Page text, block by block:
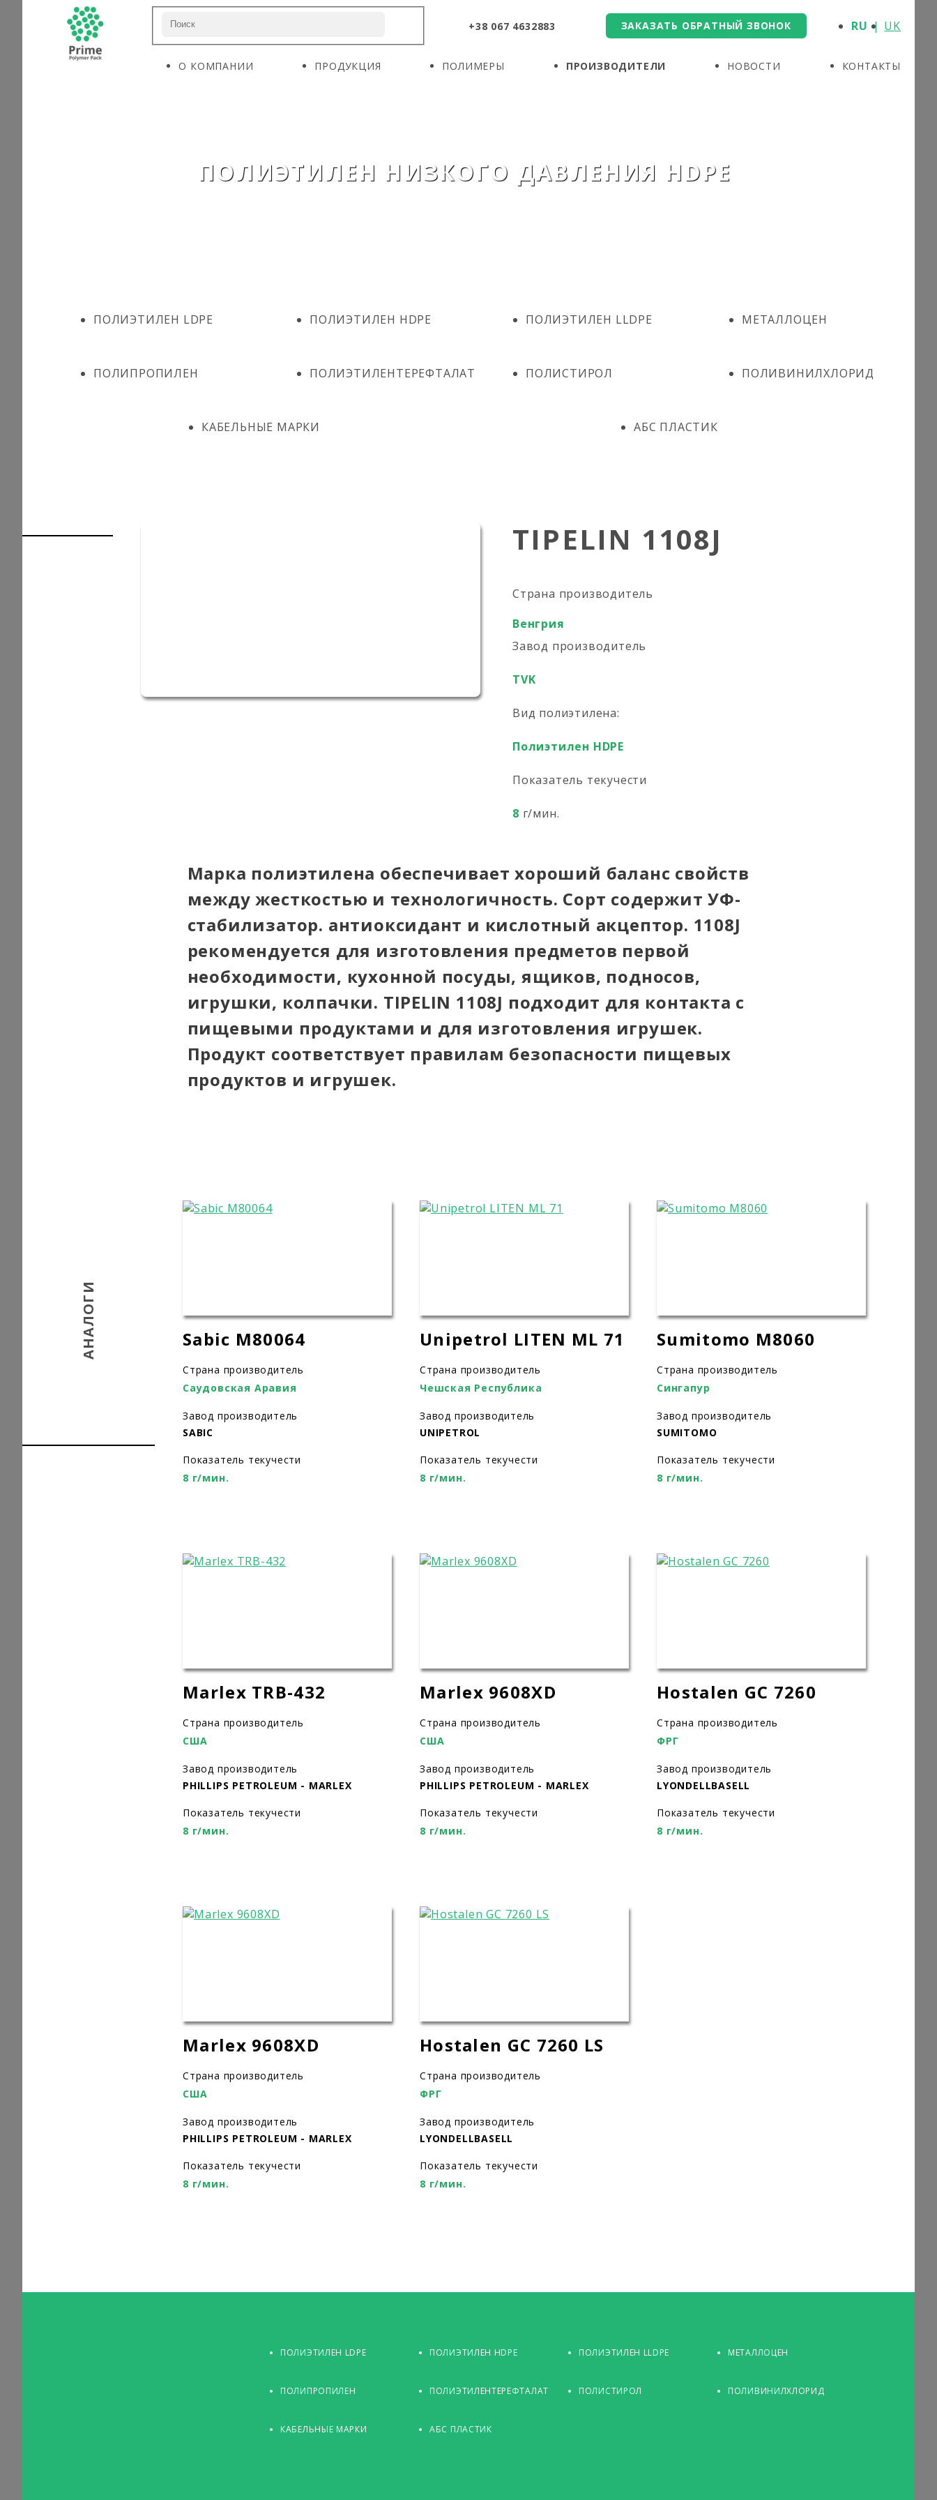
+38 067 4632883 ЗАКАЗАТЬ ОБРАТНЫЙ ЗВОНОК RU UK
О КОМПАНИИ ПРОДУКЦИЯ ПОЛИМЕРЫ ПРОИЗВОДИТЕЛИ НОВОСТИ КОНТАКТЫ
ПОЛИЭТИЛЕН НИЗКОГО ДАВЛЕНИЯ HDPE
ПОЛИЭТИЛЕН LDPE ПОЛИЭТИЛЕН HDPE ПОЛИЭТИЛЕН LLDPE МЕТАЛЛОЦЕН
ПОЛИПРОПИЛЕН ПОЛИЭТИЛЕНТЕРЕФТАЛАТ ПОЛИСТИРОЛ ПОЛИВИНИЛХЛОРИД
КАБЕЛЬНЫЕ МАРКИ АБС ПЛАСТИК
TIPELIN 1108J
Страна производитель
Венгрия
Завод производитель
TVK
Вид полиэтилена:
Полиэтилен HDPE
Показатель текучести
8 г/мин.
Марка полиэтилена обеспечивает хороший баланс свойств
между жесткостью и технологичность. Сорт содержит УФ-
стабилизатор. антиоксидант и кислотный акцептор. 1108J
рекомендуется для изготовления предметов первой
необходимости, кухонной посуды, ящиков, подносов,
игрушки, колпачки. TIPELIN 1108J подходит для контакта с
пищевыми продуктами и для изготовления игрушек.
Продукт соответствует правилам безопасности пищевых
продуктов и игрушек.
АНАЛОГИ Sabic M80064
Страна производитель
Саудовская Аравия
Завод производитель
SABIC
Показатель текучести
8 г/мин.
Unipetrol LITEN ML 71
Страна производитель
Чешская Республика
Завод производитель
UNIPETROL
Показатель текучести
8 г/мин.
Sumitomo M8060
Страна производитель
Сингапур
Завод производитель
SUMITOMO
Показатель текучести
8 г/мин.
Marlex TRB-432
Страна производитель
США
Завод производитель
PHILLIPS PETROLEUM - MARLEX
Показатель текучести
8 г/мин.
Marlex 9608XD
Страна производитель
США
Завод производитель
PHILLIPS PETROLEUM - MARLEX
Показатель текучести
8 г/мин.
Hostalen GC 7260
Страна производитель
ФРГ
Завод производитель
LYONDELLBASELL
Показатель текучести
8 г/мин.
Marlex 9608XD
Страна производитель
США
Завод производитель
PHILLIPS PETROLEUM - MARLEX
Показатель текучести
8 г/мин.
Hostalen GC 7260 LS
Страна производитель
ФРГ
Завод производитель
LYONDELLBASELL
Показатель текучести
8 г/мин.
ПОЛИЭТИЛЕН LDPE ПОЛИЭТИЛЕН HDPE ПОЛИЭТИЛЕН LLDPE МЕТАЛЛОЦЕН
ПОЛИПРОПИЛЕН ПОЛИЭТИЛЕНТЕРЕФТАЛАТ ПОЛИСТИРОЛ ПОЛИВИНИЛХЛОРИД
КАБЕЛЬНЫЕ МАРКИ АБС ПЛАСТИК
О КОМПАНИИ
ПРОИЗВОДИТЕЛИ